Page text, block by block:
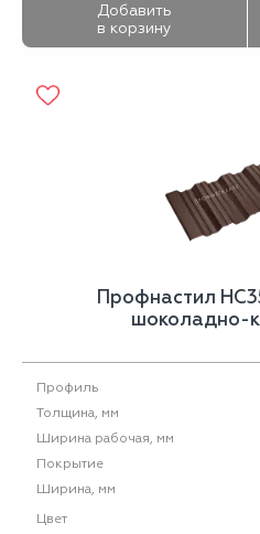
Добавить
в корзину
Профнастил
шоколадно-
Профиль
Толщина, мм
Ширина рабочая, мм
Покрытие
Ширина, мм
Цвет